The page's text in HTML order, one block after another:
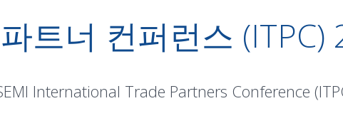
트너 컨퍼런스 (ITPC)
International Trade Partners Conference